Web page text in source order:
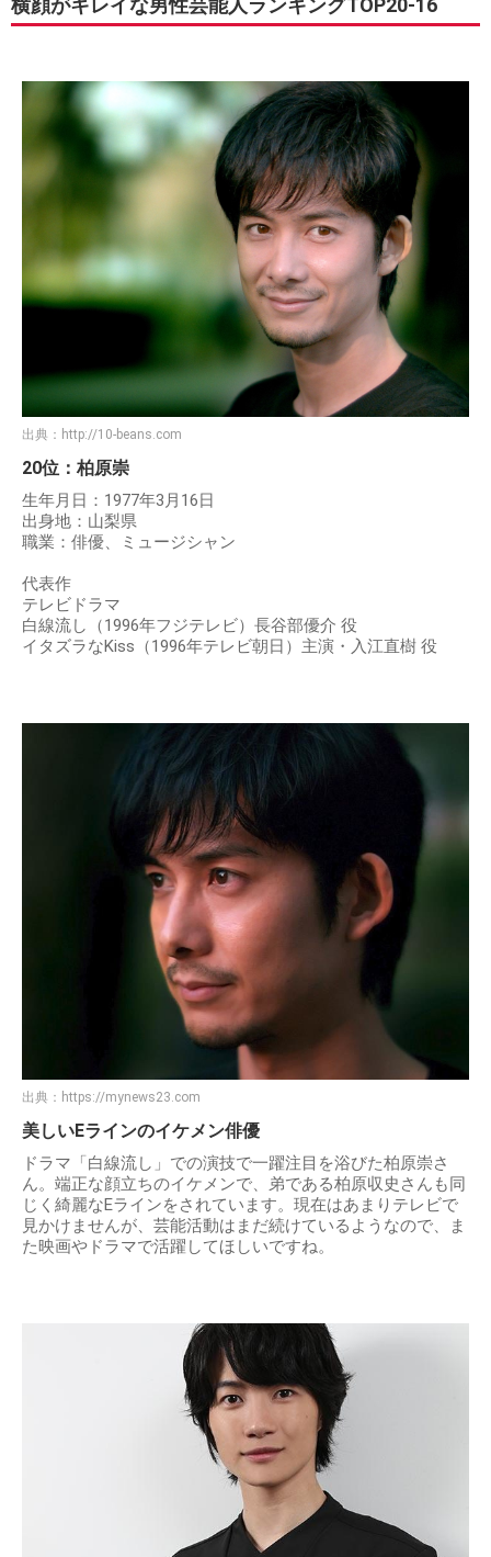
出典： http://10-beans.com
20位：柏原崇
生年月日：1977年3月16日
出身地：山梨県
職業：俳優、ミュージシャン
代表作
テレビドラマ
白線流し（1996年フジテレビ）長谷部優介 役
イタズラなKiss（1996年テレビ朝日）主演・入江直樹 役
出典： https://mynews23.com
美しいEラインのイケメン俳優
ドラマ「白線流し」での演技で一躍注目を浴びた柏原崇さ
ん。端正な顔立ちのイケメンで、弟である柏原収史さんも同
じく綺麗なEラインをされています。現在はあまりテレビで
見かけませんが、芸能活動はまだ続けているようなので、ま
た映画やドラマで活躍してほしいですね。